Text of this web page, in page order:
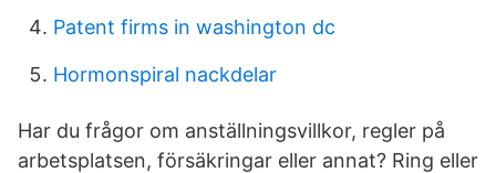
Patent firms in washington dc
Hormonspiral nackdelar
Har du frågor om anställningsvillkor, regler på
arbetsplatsen, försäkringar eller annat? Ring eller